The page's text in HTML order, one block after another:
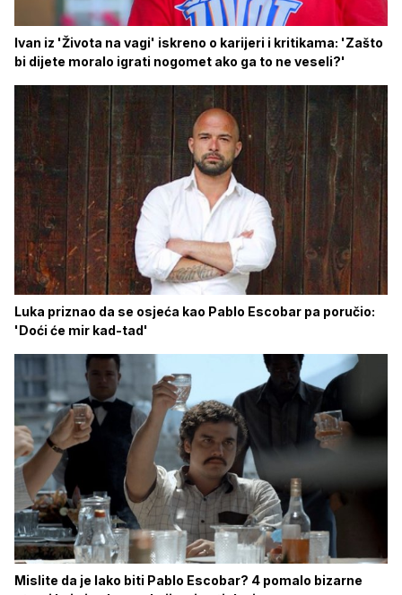
Ivan iz 'Života na vagi' iskreno o karijeri i kritikama: 'Zašto
bi dijete moralo igrati nogomet ako ga to ne veseli?'
Luka priznao da se osjeća kao Pablo Escobar pa poručio:
'Doći će mir kad-tad'
Mislite da je lako biti Pablo Escobar? 4 pomalo bizarne